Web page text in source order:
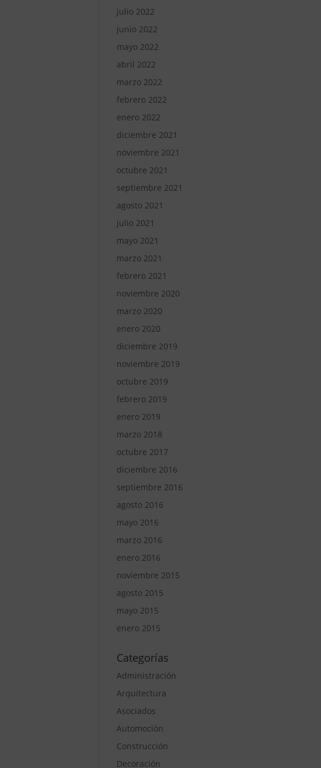
julio 2022
junio 2022
mayo 2022
abril 2022
marzo 2022
febrero 2022
enero 2022
diciembre 2021
noviembre 2021
octubre 2021
septiembre 2021
agosto 2021
julio 2021
mayo 2021
marzo 2021
febrero 2021
noviembre 2020
marzo 2020
enero 2020
diciembre 2019
noviembre 2019
octubre 2019
febrero 2019
enero 2019
marzo 2018
octubre 2017
diciembre 2016
septiembre 2016
agosto 2016
mayo 2016
marzo 2016
enero 2016
noviembre 2015
agosto 2015
mayo 2015
enero 2015
Categorías
Administración
Arquitectura
Asociados
Automoción
Construcción
Decoración